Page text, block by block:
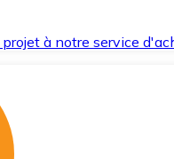
à notre service